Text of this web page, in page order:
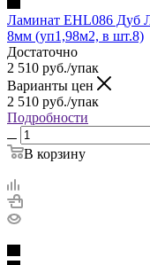
Ламинат EHL086 Дуб
8мм (уп1,98м2, в шт.8)
Достаточно
2 510 руб./упак
Варианты цен
2 510 руб./упак
Подробности
В корзину